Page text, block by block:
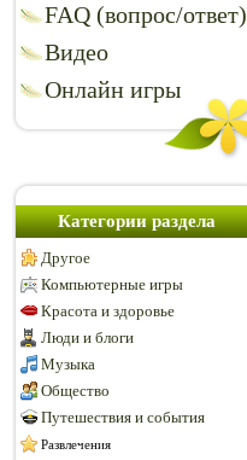
FAQ (вопрос/ответ)
Видео
Онлайн игры
Категории раздела
Другое
Компьютерные игры
Красота и здоровье
Люди и блоги
Музыка
Общество
Путешествия и события
Развлечения